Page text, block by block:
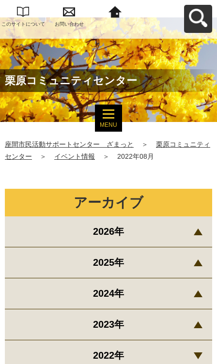
このサイトについて お問い合わせ
座間市民活動サポー
トセンター ざまっ
とへ戻る
栗原コミュニティセンター
MENU
座間市民活動サポートセンター ざまっと ＞
栗原コミュニティ
センター
＞ イベント情報 ＞ 2022年08月
アーカイブ
2026年
2025年
2024年
2023年
2022年